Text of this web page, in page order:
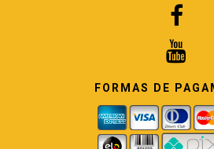
FORMAS DE